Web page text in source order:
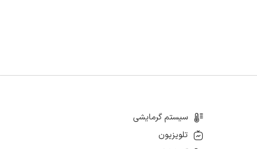
سیستم گرمایشی
تلویزیون